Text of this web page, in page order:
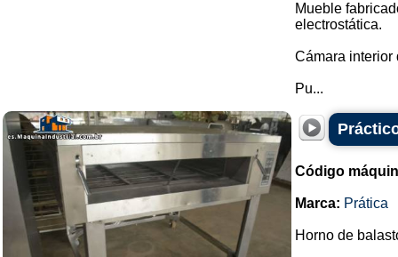
Mueble
electrostática.
Cámara interior
Pu...
Código
Marca: Prática
Horno de